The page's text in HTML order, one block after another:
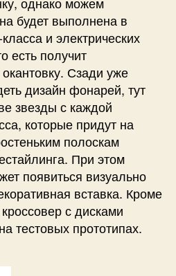
будет выполнена в
и электрических
есть получит
Сзади уже
дизайн фонарей, тут
звезды с каждой
которые придут на
полоскам
При этом
появиться визуально
вставка. Кроме
с дисками
тестовых прототипах.